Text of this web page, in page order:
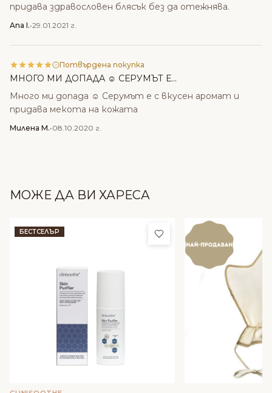
придава здравословен блясък без да отежнява.
Ana I.•29.01.2021 г.
Потвърдена покупка
МНОГО МИ ДОПАДА ☺ СЕРУМЪТ Е...
Много ми допада ☺ Серумът е с вкусен аромат и
придава мекота на кожата
Милена М.•08.10.2020 г.
МОЖЕ ДА ВИ ХАРЕСА
БЕСТСЕЛЪР Добави в любими